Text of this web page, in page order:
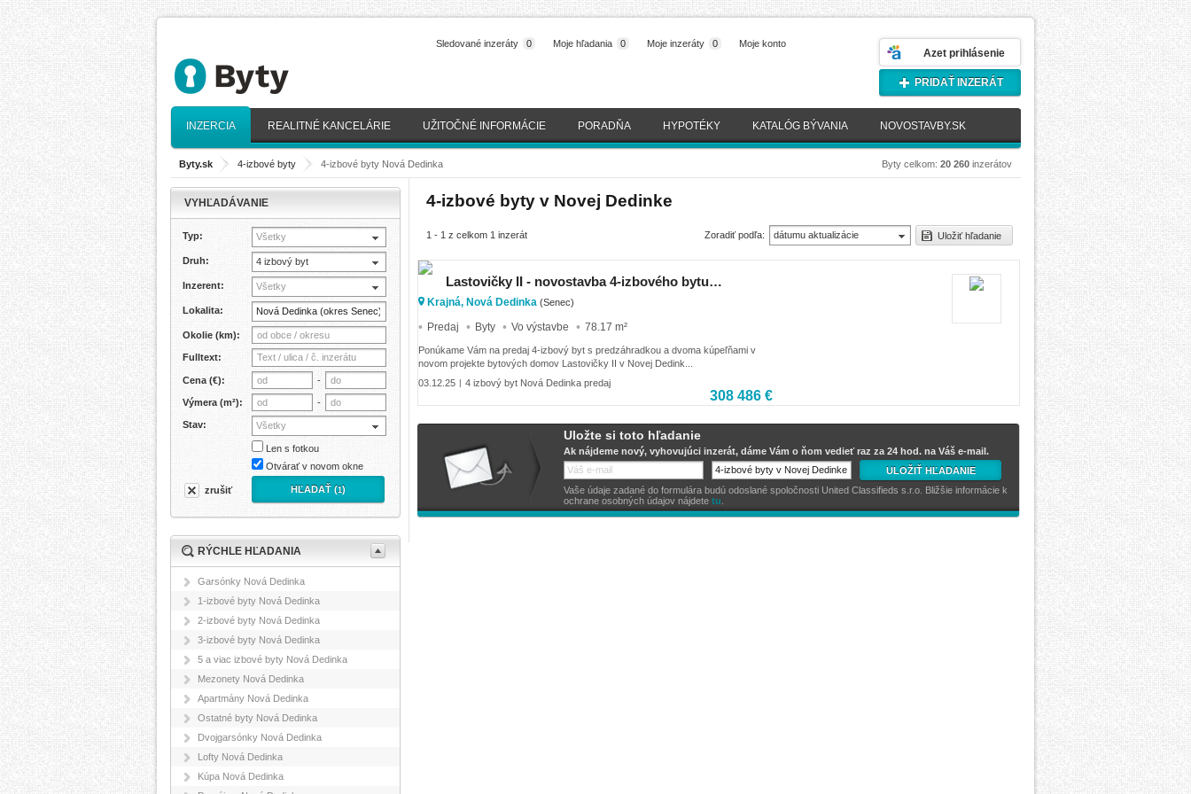
Azet prihlásenie
Moje konto
Moje inzeráty 0
Moje hľadania 0
Sledované inzeráty 0
PRIDAŤ INZERÁT
INZERCIA REALITNÉ KANCELÁRIE UŽITOČNÉ INFORMÁCIE PORADŇA HYPOTÉKY KATALÓG BÝVANIA NOVOSTAVBY.SK
Byty.sk > 4-izbové byty > 4-izbové byty Nová Dedinka Byty celkom: 20 260 inzerátov
4-izbové byty v Novej Dedinke
1 - 1 z celkom 1 inzerát Zoradiť podľa:
dátumu aktualizácie
Uložiť hľadanie
Lastovičky II - novostavba 4-izbového bytu s dvoma kúpeľňami a predzáhradkou
Krajná, Nová Dedinka (Senec)
Predaj Byty Vo výstavbe 78.17 m²
Ponúkame Vám na predaj 4-izbový byt s predzáhradkou a dvoma kúpeľňami v
novom projekte bytových domov Lastovičky II v Novej Dedink...
03.12.25 | 4 izbový byt Nová Dedinka predaj
308 486 €
Uložte si toto hľadanie
Ak nájdeme nový, vyhovujúci inzerát, dáme Vám o ňom vedieť raz za 24 hod. na Váš e-mail.
ULOŽIŤ HĽADANIE
Vaše údaje zadané do formulára budú odoslané spoločnosti United Classifieds s.r.o. Bližšie informácie k
ochrane osobných údajov nájdete tu
VYHĽADÁVANIE
Typ: Všetky
Druh: 4 izbový byt
Inzerent: Všetky
Lokalita:
Okolie (km):
Fulltext:
Cena (€): -
Výmera (m²): -
Stav: Všetky
Len s fotkou
Otvárať v novom okne
zrušiť HĽADAŤ (1)
RÝCHLE HĽADANIA
Garsónky Nová Dedinka
1-izbové byty Nová Dedinka
2-izbové byty Nová Dedinka
3-izbové byty Nová Dedinka
5 a viac izbové byty Nová Dedinka
Mezonety Nová Dedinka
Apartmány Nová Dedinka
Ostatné byty Nová Dedinka
Dvojgarsónky Nová Dedinka
Lofty Nová Dedinka
Kúpa Nová Dedinka